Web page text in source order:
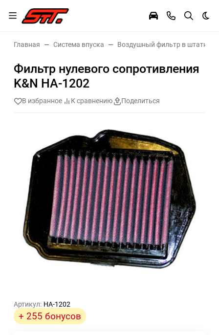
Главная Система впуска Воздушный фильтр в штатное
Фильтр нулевого сопротивления
K&N HA-1202
В избранное К сравнению Поделиться
Артикул: HA-1202
+ 255 бонусов